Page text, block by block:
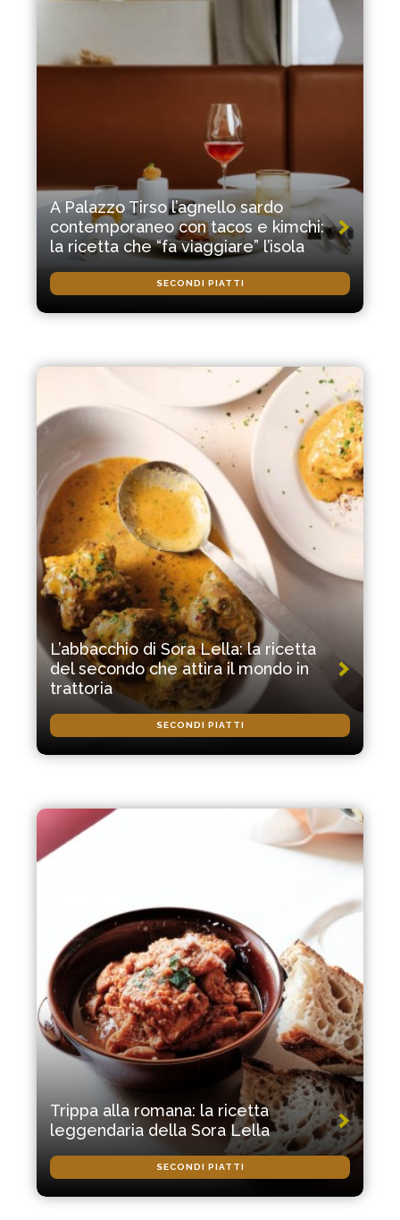
A Palazzo Tirso l’agnello sardo
contemporaneo con tacos e kimchi:
la ricetta che “fa viaggiare” l’isola
SECONDI PIATTI
L’abbacchio di Sora Lella: la ricetta
del secondo che attira il mondo in
trattoria
SECONDI PIATTI
Trippa alla romana: la ricetta
leggendaria della Sora Lella
SECONDI PIATTI